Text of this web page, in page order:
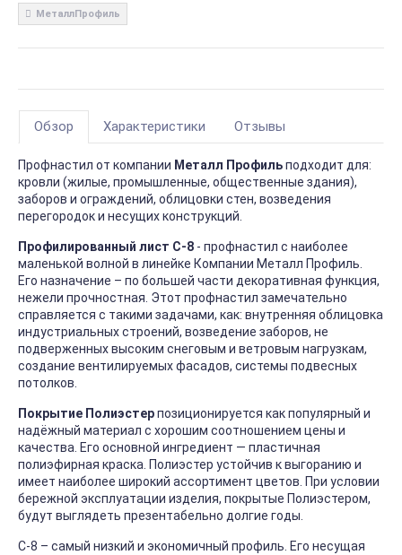
МеталлПрофиль
Обзор Характеристики Отзывы
Профнастил от компании Металл Профильподходит для:
кровли (жилые, промышленные, общественные здания),
заборов и ограждений, облицовки стен, возведения
перегородок и несущих конструкций.
Профилированный лист С-8 - профнастил с наиболее
маленькой волной в линейке Компании Металл Профиль.
Его назначение – по большей части декоративная функция,
нежели прочностная. Этот профнастил замечательно
справляется с такими задачами, как: внутренняя облицовка
индустриальных строений, возведение заборов, не
подверженных высоким снеговым и ветровым нагрузкам,
создание вентилируемых фасадов, системы подвесных
потолков.
Покрытие Полиэстерпозиционируется как популярный и
надёжный материал с хорошим соотношением цены и
качества. Его основной ингредиент — пластичная
полиэфирная краска. Полиэстер устойчив к выгоранию и
имеет наиболее широкий ассортимент цветов. При условии
бережной эксплуатации изделия, покрытые Полиэстером,
будут выглядеть презентабельно долгие годы.
С-8 – самый низкий и экономичный профиль. Его несущая